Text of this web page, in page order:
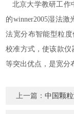
北京大学教研工作
的winner2005湿法激
法宽分布智能型粒
校准方式，使该款仪
等突出优点，是宽分
上一篇：中国颗